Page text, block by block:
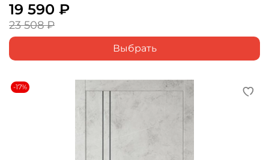
19 590 ₽
23 508 ₽
Выбрать
-17%